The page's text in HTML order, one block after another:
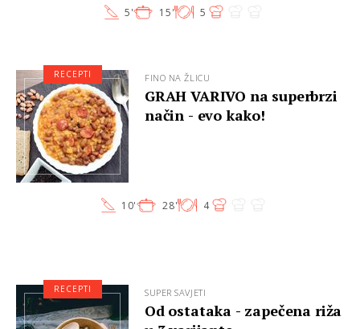
5' 15' 5
FINO NA ŽLICU
GRAH VARIVO na superbrzi
način - evo kako!
10' 28' 4
RECEPTI
SUPER SAVJETI
Od ostataka - zapečena riža
RECEPTI